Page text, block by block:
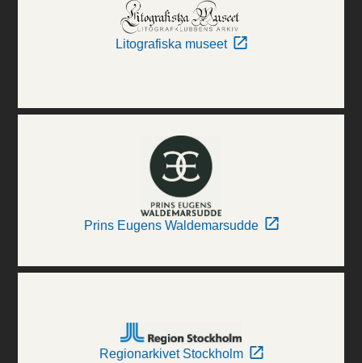
Litografiska museet
Prins Eugens Waldemarsudde
Regionarkivet Stockholm